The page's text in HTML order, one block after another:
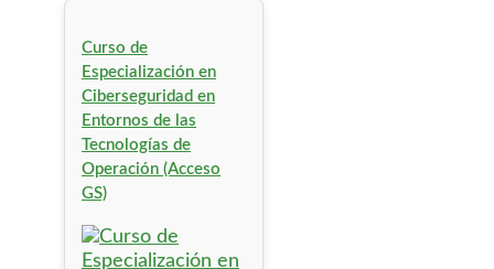
Curso de
Especialización en
Ciberseguridad en
Entornos de las
Tecnologías de
Operación (Acceso
GS)